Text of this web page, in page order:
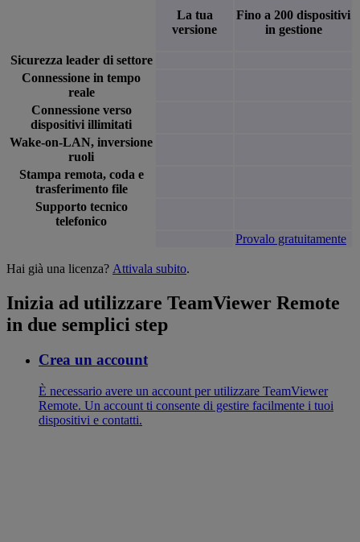
La tua
versione
Fino a 200 dispositivi
in gestione
Sicurezza leader di settore
Connessione in tempo
reale
Connessione verso
dispositivi illimitati
Wake-on-LAN, inversione
ruoli
Stampa remota, coda e
trasferimento file
Supporto tecnico
telefonico
Provalo gratuitamente
Hai già una licenza? Attivala subito.
Inizia ad utilizzare TeamViewer Remote
in due semplici step
Crea un account
È necessario avere un account per utilizzare TeamViewer
Remote. Un account ti consente di gestire facilmente i tuoi
dispositivi e contatti.